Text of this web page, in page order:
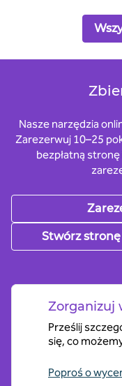
Nasze narzędzia
Zarezerwuj 10–25
bezpłatną
Stwórz
Zorganizuj
Prześlij
się, co
Poproś o